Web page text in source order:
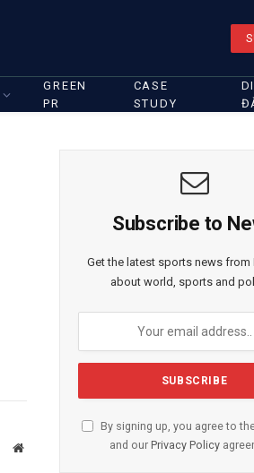
GREEN
PR
CASE
STUDY
Website
Subscribe to
Get the latest sports news from
about world, sports and
By signing up, you agree to
and our Privacy Policy